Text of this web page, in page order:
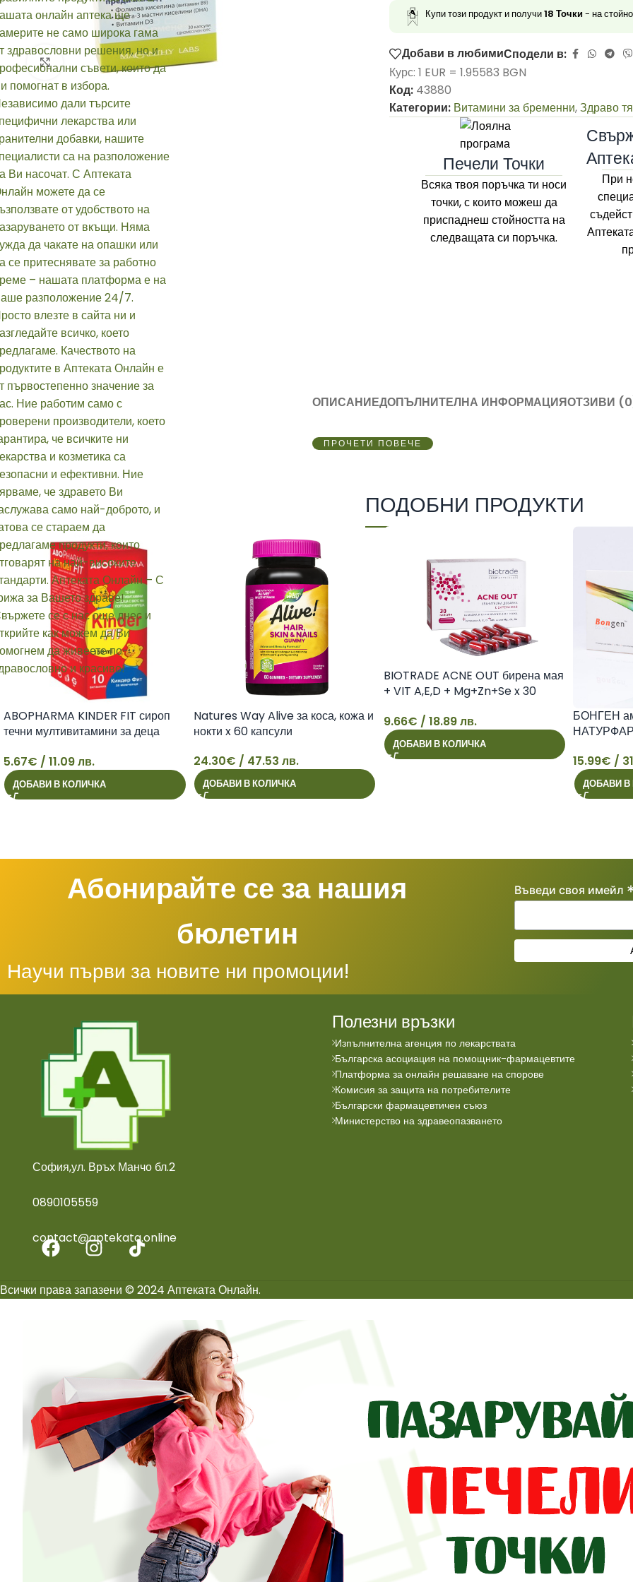
Click to enlarge
Купи този продукт и получи18 Точки- на
Добави в любимиСподели в:
Курс: 1 EUR = 1.95583 BGN
Код: 43880
Категории: Витамини за бременни,Здраво
Печели Точки
Всяка твоя поръчка ти носи
точки, с които можеш да
приспаднеш стойността на
следващата си поръчка.
При
ОПИСАНИЕДОПЪЛНИТЕЛНА ИНФОРМАЦИЯОТЗИВИ
ПРОЧЕТИ ПОВЕЧЕ
ПОДОБНИ ПРОДУКТИ
ABOPHARMA KINDER FIT сироп
течни мултивитамини за деца
5.67€ / 11.09 лв.
ДОБАВИ В КОЛИЧКА
Natures Way Alive за коса, кожа и
нокти x 60 капсули
24.30€ / 47.53 лв.
ДОБАВИ В КОЛИЧКА
BIOTRADE ACNE OUT бирена мая
+ VIT A,E,D + Mg+Zn+Se x 30
9.66€ / 18.89 лв.
ДОБАВИ В КОЛИЧКА
БОНГЕН
15.99€ /
ДОБАВИ В
Абонирайте се за нашия
бюлетин
Научи първи за новите ни промоции!
Въведи своя имейл
София,ул. Връх Манчо бл.2
0890105559
contact@aptekata.online
Полезни връзки
Изпълнителна агенция по лекарствата
Българска асоциация на помощник-фармацевтите
Платформа за онлайн решаване на спорове
Комисия за защита на потребителите
Български фармацевтичен съюз
Министерство на здравеопазването
Всички права запазени © 2024 Аптеката Онлайн.